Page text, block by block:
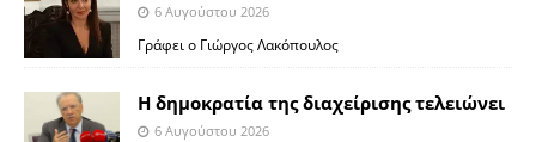
6 Αυγούστου 2026
Γράφει ο Γιώργος Λακόπουλος
Η δημοκρατία της διαχείρισης τελειώνει
6 Αυγούστου 2026